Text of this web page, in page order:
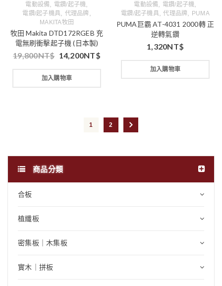
商品分類
合板
植纖板
密集板｜木集板
實木｜拼板
電動設備 電鑽/起子機
電鑽/起子機具 代理品牌
MAKITA牧田
牧田 Makita DTD172RGEB 充
電無刷衝擊起子機 (日本製)
19,800NT$ 14,200NT$
加入購物車
電動設備 電鑽/起子機
電鑽/起子機具,代理品牌 PUMA
PUMA巨霸 AT-4031 2000轉 正
逆轉氣鑽
1,320NT$
加入購物車
1 2